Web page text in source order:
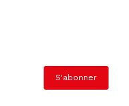
S'abonner